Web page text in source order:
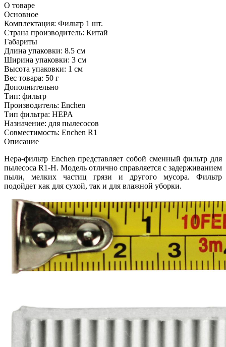
О товаре
Основное
Комплектация: Фильтр 1 шт.
Страна производитель: Китай
Габариты
Длина упаковки: 8.5 см
Ширина упаковки: 3 см
Высота упаковки: 1 см
Вес товара: 50 г
Дополнительно
Тип: фильтр
Производитель: Enchen
Тип фильтра: HEPA
Назначение: для пылесосов
Совместимость: Enchen R1
Описание
Hepa-фильтр Enchen представляет собой сменный фильтр для
пылесоса R1-H. Модель отлично справляется с задерживанием
пыли, мелких частиц грязи и другого мусора. Фильтр
подойдет как для сухой, так и для влажной уборки.